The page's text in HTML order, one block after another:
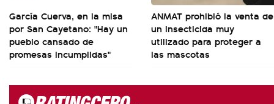
García Cuerva, en la misa
por San Cayetano: "Hay un
pueblo cansado de
promesas incumplidas"
ANMAT prohibió la venta de
un insecticida muy
utilizado para proteger a
las mascotas